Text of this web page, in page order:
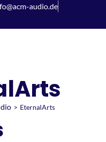
audio.de
> EternalArts